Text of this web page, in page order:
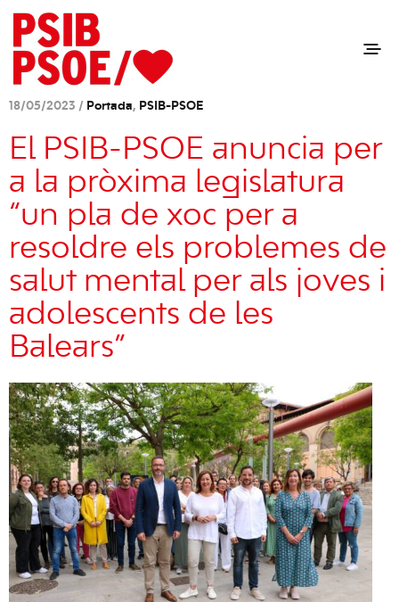
18/05/2023 / Portada, PSIB-PSOE
El PSIB-PSOE anuncia per
a la pròxima legislatura
“un pla de xoc per a
resoldre els problemes de
salut mental per als joves i
adolescents de les
Balears”